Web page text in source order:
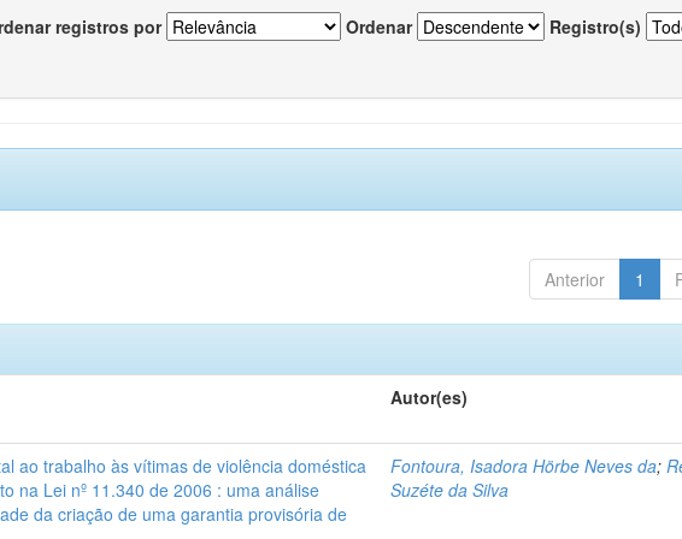
registros por Ordenar Registro(s)
Anterior 1
Autor(es)
ao trabalho às vítimas de violência doméstica
na Lei nº 11.340 de 2006 : uma análise
da criação de uma garantia provisória de
Fontoura, Isadora Hörbe Neves da;
Suzéte da Silva